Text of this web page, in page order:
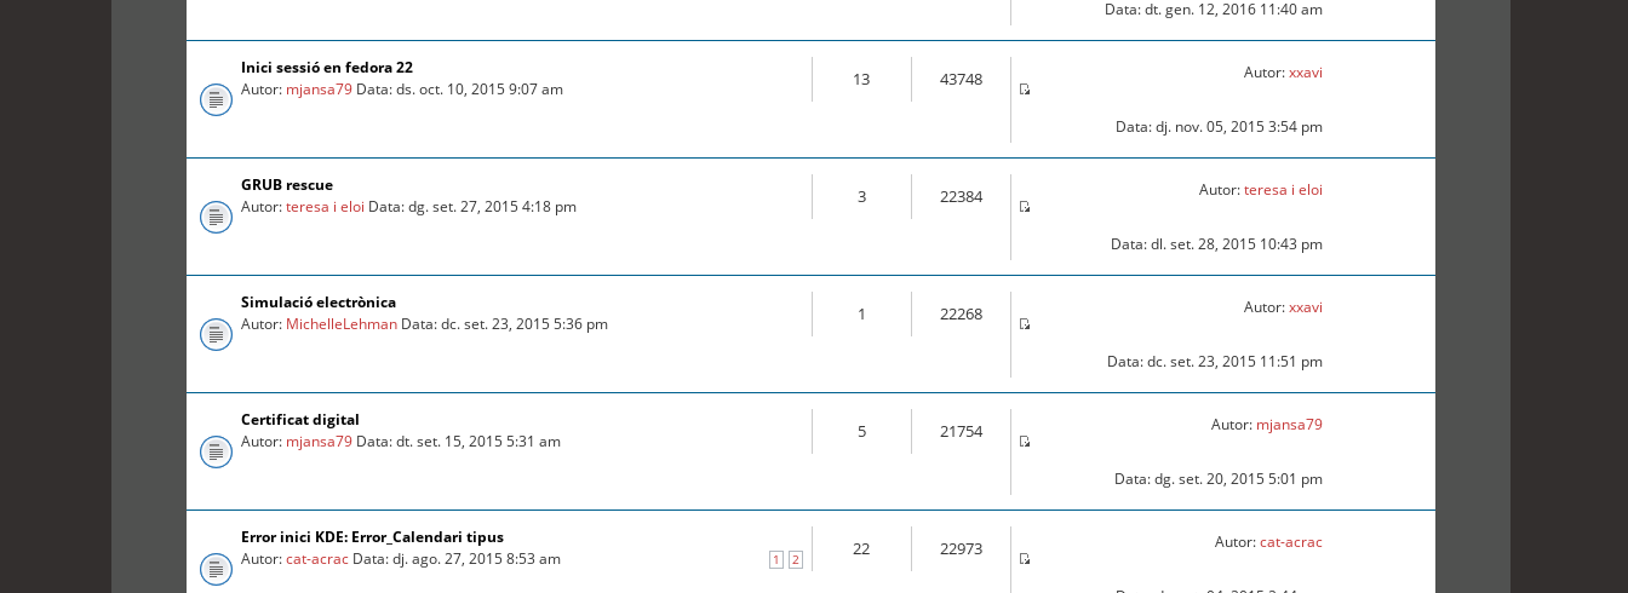
Data: dt. gen. 12, 2016 11:40 am
Inici sessió en fedora 22
Autor: mjansa79 Data: ds. oct. 10, 2015 9:07 am 13 43748 Autor:xxavi
Data: dj. nov. 05, 2015 3:54 pm
GRUB rescue
Autor:teresa i eloi Data: dg. set. 27, 2015 4:18 pm 3 22384 Autor:teresa i eloi
Data: dl. set. 28, 2015 10:43 pm
Simulació electrònica
Autor: MichelleLehman Data: dc. set. 23, 2015 5:36 pm 1 22268 Autor:xxavi
Data: dc. set. 23, 2015 11:51 pm
Certificat digital
Autor: mjansa79 Data: dt. set. 15, 2015 5:31 am 5 21754 Autor: mjansa79
Data: dg. set. 20, 2015 5:01 pm
Error inici KDE: Error_Calendari tipus
1 2
Autor:cat-acrac Data: dj. ago. 27, 2015 8:53 am 22 22973 Autor:cat-acrac